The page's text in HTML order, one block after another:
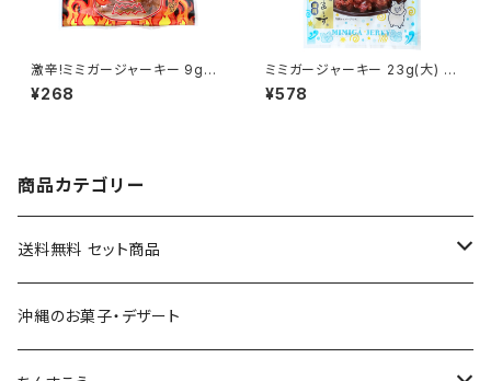
激辛!ミミガージャーキー 9g
(小) オキハム
¥268
ミミガージャーキー 23g(大) ぬ
ちまーす使用 オキハム
¥578
商品カテゴリー
送料無料 セット商品
おつまみセット
沖縄のお菓子・デザート